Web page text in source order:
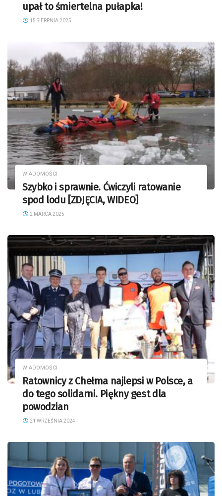
upał to śmiertelna pułapka!
15 SIERPNIA 2025
WIADOMOŚCI
Szybko i sprawnie. Ćwiczyli ratowanie
spod lodu [ZDJĘCIA, WIDEO]
2 MARCA 2025
WIADOMOŚCI
Ratownicy z Chełma najlepsi w Polsce, a
do tego solidarni. Piękny gest dla
powodzian
21 WRZEŚNIA 2024